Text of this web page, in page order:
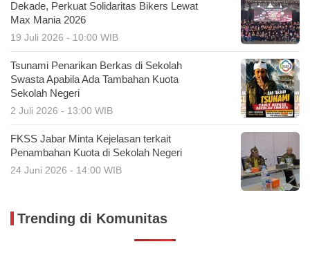
Dekade, Perkuat Solidaritas Bikers Lewat
Max Mania 2026
19 Juli 2026 - 10:00 WIB
Tsunami Penarikan Berkas di Sekolah
Swasta Apabila Ada Tambahan Kuota
Sekolah Negeri
2 Juli 2026 - 13:00 WIB
FKSS Jabar Minta Kejelasan terkait
Penambahan Kuota di Sekolah Negeri
24 Juni 2026 - 14:00 WIB
Trending di Komunitas